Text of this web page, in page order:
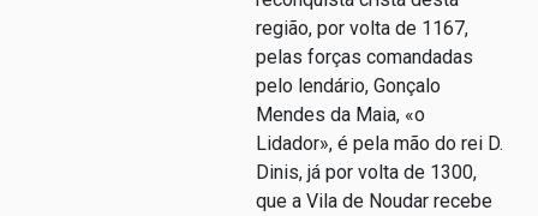
região, por volta de 1167,
pelas forças comandadas
pelo lendário, Gonçalo
Mendes da Maia, «o
Lidador», é pela mão do rei D.
Dinis, já por volta de 1300,
que a Vila de Noudar recebe